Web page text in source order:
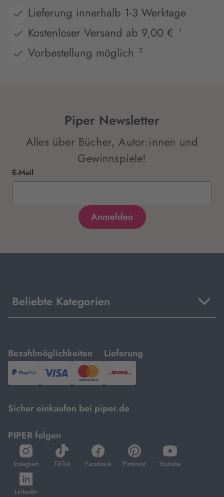
Lieferung innerhalb 1-3 Werktage
Kostenloser Versand ab 9,00 €
1
Vorbestellung möglich 2
Piper Newsletter
Alles über Bücher, Autor:innen und
Gewinnspiele!
E-Mail
Beliebte Kategorien
Bezahlmöglichkeiten
mit
PayPal,Visa
und
Lieferung
mit
DHL.
Sicher einkaufen bei piper.de
PIPER folgen
Instagram
öffnet
in
neuem
Tab
TikTok
öffnet
in
Facebook
öffnet
in
Pinterest
öffnet
in
Youtube
öffnet
in
LinkedIn
öffnet
in